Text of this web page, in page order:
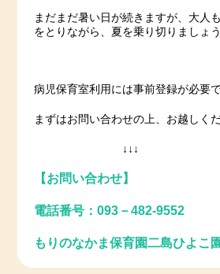
まだまだ暑い日が続きますが、大人
をとりながら、夏を乗り切りましょう
病児保育室利用には事前登録が必要で
まずはお問い合わせの上、お越しくだ
↓↓↓
【お問い合わせ】
電話番号：093－482-9552
もりのなかま保育園二島ひよこ